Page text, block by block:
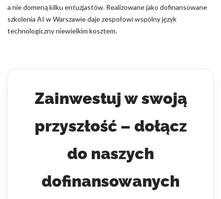
a nie domeną kilku entuzjastów. Realizowane jako dofinansowane
szkolenia AI w Warszawie daje zespołowi wspólny język
technologiczny niewielkim kosztem.
Zainwestuj w swoją
przyszłość – dołącz
do naszych
dofinansowanych